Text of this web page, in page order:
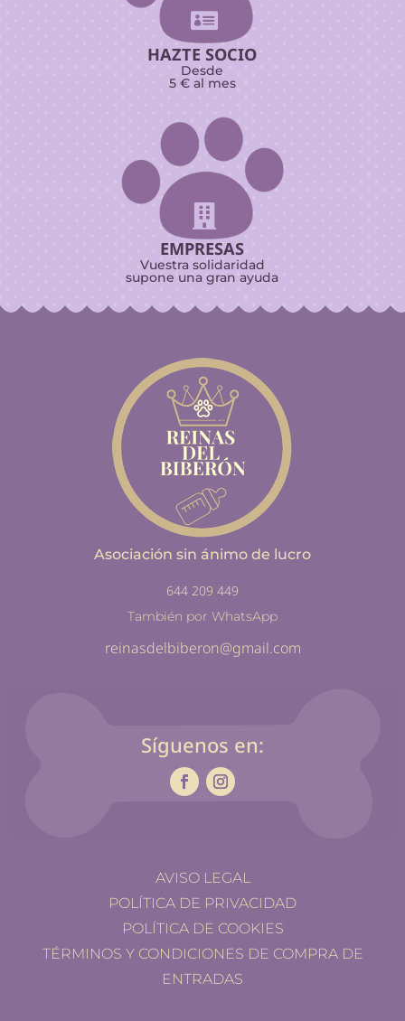

HAZTE SOCIO
Desde
5 € al mes

EMPRESAS
Vuestra solidaridad
supone una gran ayuda
Asociación sin ánimo de lucro
644 209 449
También por WhatsApp
reinasdelbiberon@gmail.com
Síguenos en:
AVISO LEGAL
POLÍTICA DE PRIVACIDAD
POLÍTICA DE COOKIES
TÉRMINOS Y CONDICIONES DE COMPRA DE
ENTRADAS